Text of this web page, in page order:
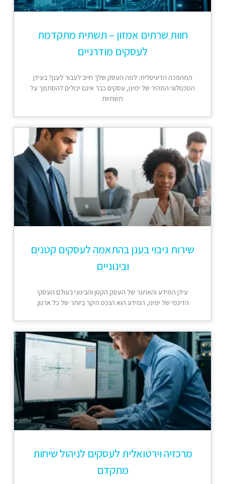
חוות שרתים אמזון – תשתית מתקדמת
לעסקים מודרניים
המהפכה הדיגיטלית: למה העסק שלך חייב לעבור לענן? בעידן
הטכנולוגי המהיר של ימינו, עסקים כבר אינם יכולים להסתמך על
תשתיות
שירות גיבוי בענן בהתאמה לעסקים קטנים
ובינוניים
עידן המידע והאתגר של העסק הקטן והבינוני בעולם העסקי
הדינמי של ימינו, המידע הוא הנכס היקר ביותר של כל ארגון.
מרכזיה וירטואלית לעסקים לניהול שיחות
מתקדם